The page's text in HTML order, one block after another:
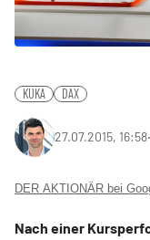
KUKA DAX
27.07.2015, 16:58‧
DER AKTIONÄR bei
Nach einer